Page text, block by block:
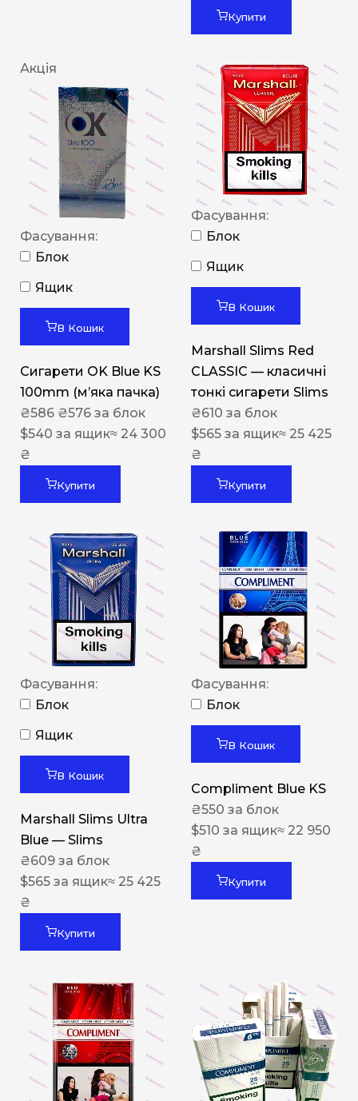
Купити
Акція
Фасування:
Блок
Ящик
В Кошик
Сигарети OK Blue KS
100mm (м’яка пачка)
₴586 ₴576 за блок
$540 за ящик≈ 24 300
₴
Купити
Фасування:
Блок
Ящик
В Кошик
Marshall Slims Red
CLASSIC — класичні
тонкі сигарети Slims
₴610 за блок
$565 за ящик≈ 25 425
₴
Купити
Фасування:
Блок
Ящик
В Кошик
Marshall Slims Ultra
Blue — Slims
₴609 за блок
$565 за ящик≈ 25 425
₴
Купити
Фасування:
Блок
В Кошик
Compliment Blue KS
₴550 за блок
$510 за ящик≈ 22 950
₴
Купити